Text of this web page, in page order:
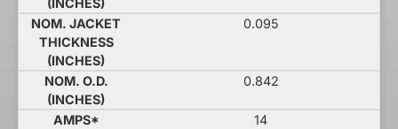
0.095
0.842
14